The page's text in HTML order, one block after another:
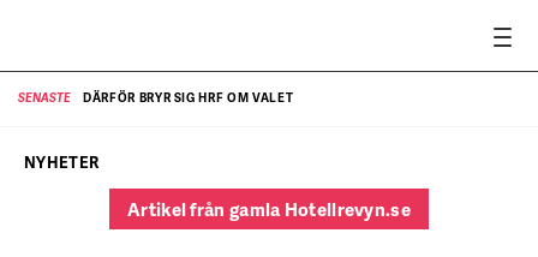
SENASTE DÄRFÖR BRYR SIG HRF OM VALET
NYHETER
Artikel från gamla Hotellrevyn.se